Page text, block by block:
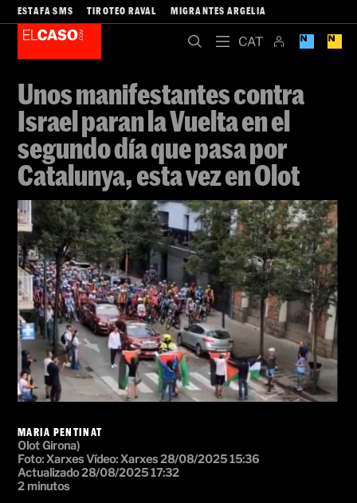
ESTAFA SMS TIROTEO RAVAL MIGRANTES ARGELIA
Unos manifestantes contra
Israel paran la Vuelta en el
segundo día que pasa por
Catalunya, esta vez en Olot
MARIA PENTINAT
Olot Girona)
Foto: XarxesVídeo: Xarxes28/08/2025 15:36
Actualizado 28/08/2025 17:32
2 minutos